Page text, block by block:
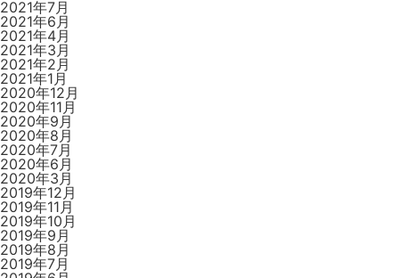
2021年7月
2021年6月
2021年4月
2021年3月
2021年2月
2021年1月
2020年12月
2020年11月
2020年9月
2020年8月
2020年7月
2020年6月
2020年3月
2019年12月
2019年11月
2019年10月
2019年9月
2019年8月
2019年7月